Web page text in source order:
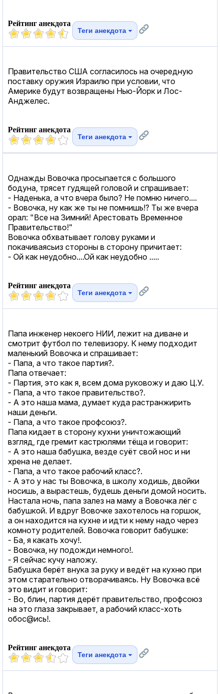
Рейтинг анекдота
Теги анекдота
Правительство США согласилось на очередную
поставку оружия Израилю при условии, что
Америке будут возвращены Нью-Йорк и Лос-
Анджелес.
Рейтинг анекдота
Теги анекдота
Однажды Вовочка просыпается с большого
бодуна, трясет гудящей головой и спрашивает:
- Наденька, а что вчера было? Не помню ничего....
- Вовочка, ну как же ты не помнишь!? Ты же вчера
орал: "Все на Зимний! Арестовать Временное
Правительство!"
Вовочка обхватывает голову руками и
покачиваясьиз стороны в сторону причитает:
- Ой как неудобно....Ой как неудобно .....
Рейтинг анекдота
Теги анекдота
Папа инженер некоего НИИ, лежит на диване и
смотрит футбол по телевизору. К нему подходит
маленький Вовочка и спрашивает:
- Папа, а что такое партия?.
Папа отвечает:
- Партия, это как я, всем дома руковожу и даю Ц.У.
- Папа, а что такое правительство?.
- А это наша мама, думает куда растранжирить
наши деньги.
- Папа, а что такое профсоюз?.
Папа кидает в сторону кухни уничтожающий
взгляд, где гремит кастрюлями тёща и говорит:
- А это наша бабушка, везде суёт свой нос и ни
хрена не делает.
- Папа, а что такое рабочий класс?.
- А это у нас ты Вовочка, в школу ходишь, двойки
носишь, а вырастешь, будешь деньги домой носить.
Настала ночь, папа залез на маму а Вовочка лёг с
бабушкой. И вдруг Вовочке захотелось на горшок,
а он находится на кухне и идти к нему надо через
комноту родителей. Вовочка говорит бабушке:
- Ба, я какать хочу!.
- Вовочка, ну подожди немного!.
- Я сейчас кучу наложу.
Бабушка берёт внука за руку и ведёт на кухню при
этом старательно отворачиваясь. Ну Вовочка всё
это видит и говорит:
- Во, блин, партия дерёт правительство, профсоюз
на это глаза закрывает, а рабочий класс-хоть
обос@ись!.
Рейтинг анекдота
Теги анекдота